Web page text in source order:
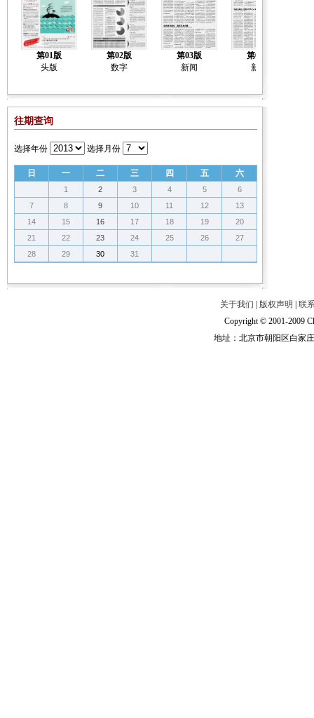
第01版
头版
第02版
数字
第03版
新闻
第04版
新闻
往期查询
选择年份 选择月份
日 一 二 三 四 五 六
1 2 3 4 5
6
7
8 9 10 11 12
13
14
15 16 17 18 19
20
21
22 23 24 25 26
27
28
29 30 31
关于我们 版权声明
联
Copyright © 2001-2009
地址：北京市朝阳区白家